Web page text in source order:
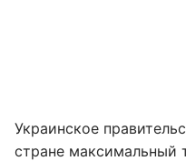
Украинское
стране максимальный